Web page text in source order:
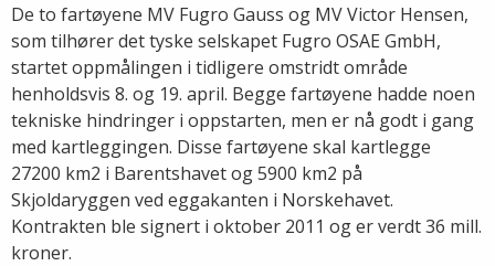
De to fartøyene MV Fugro Gauss og MV Victor Hensen,
som tilhører det tyske selskapet Fugro OSAE GmbH,
startet oppmålingen i tidligere omstridt område
henholdsvis 8. og 19. april. Begge fartøyene hadde noen
tekniske hindringer i oppstarten, men er nå godt i gang
med kartleggingen. Disse fartøyene skal kartlegge
27200 km2 i Barentshavet og 5900 km2 på
Skjoldaryggen ved eggakanten i Norskehavet.
Kontrakten ble signert i oktober 2011 og er verdt 36 mill.
kroner.